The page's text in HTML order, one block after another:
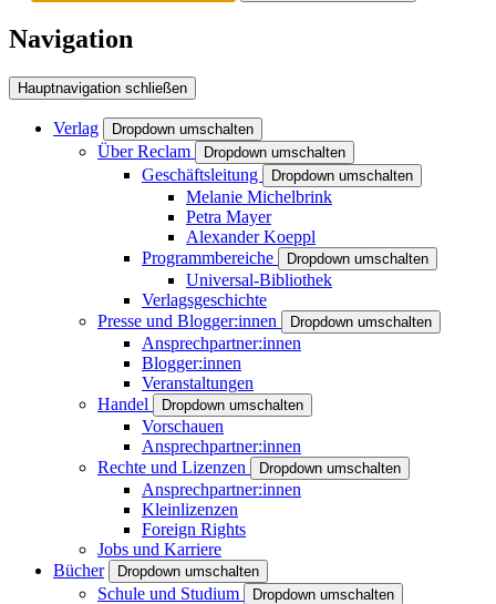
Navigation
Hauptnavigation schließen
Verlag Dropdown umschalten
Über Reclam Dropdown umschalten
Geschäftsleitung Dropdown umschalten
Melanie Michelbrink
Petra Mayer
Alexander Koeppl
Programmbereiche
Dropdown umschalten
Universal-Bibliothek
Verlagsgeschichte
Presse und Blogger:innen
Dropdown umschalten
Ansprechpartner:innen
Blogger:innen
Veranstaltungen
Handel
Dropdown umschalten
Vorschauen
Ansprechpartner:innen
Rechte und Lizenzen
Dropdown umschalten
Ansprechpartner:innen
Kleinlizenzen
Foreign Rights
Jobs und Karriere
Bücher
Dropdown umschalten
Schule und Studium Dropdown umschalten